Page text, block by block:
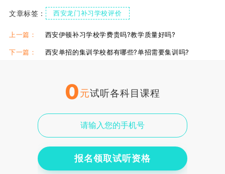
文章标签： 西安龙门补习学校评价
西安龙门补习学校高三 西安龙门补习学校咋样
上一篇： 西安伊顿补习学校学费贵吗?教学质量好吗?
下一篇： 西安单招的集训学校都有哪些?单招需要集训吗?
0元试听各科目课程
报名领取试听资格